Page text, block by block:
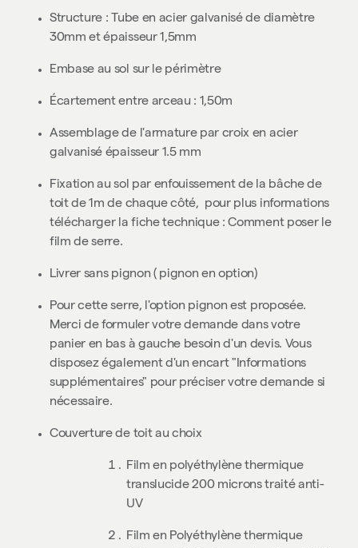
Structure : Tube en acier galvanisé de diamètre
30mm et épaisseur 1,5mm
Embase au sol sur le périmètre
Écartement entre arceau : 1,50m
Assemblage de l'armature par croix en acier
galvanisé épaisseur 1.5 mm
Fixation au sol par enfouissement de la bâche de
toit de 1m de chaque côté, pour plus informations
télécharger la fiche technique : Comment poser le
film de serre.
Livrer sans pignon ( pignon en option)
Pour cette serre, l'option pignon est proposée.
Merci de formuler votre demande dans votre
panier en bas à gauche besoin d'un devis. Vous
disposez également d'un encart "Informations
supplémentaires" pour préciser votre demande si
nécessaire.
Couverture de toitau choix
Film en polyéthylène thermique
translucide 200 microns traité anti-
UV
Film en Polyéthylène thermique